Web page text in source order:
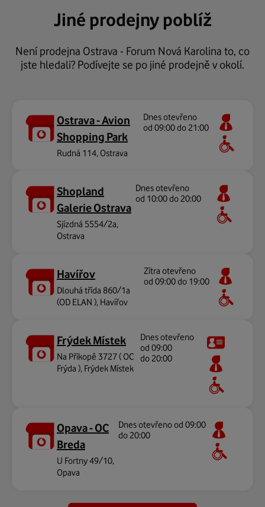
Jiné prodejny poblíž
Není prodejna Ostrava - Forum Nová Karolina to, co
jste hledali? Podívejte se po jiné prodejně v okolí.
Ostrava - Avion
Shopping Park
Rudná 114, Ostrava
Dnes otevřeno
od 09:00 do 21:00
Shopland
Galerie Ostrava
Sjízdná 5554/2a,
Ostrava
Dnes otevřeno
od 10:00 do 20:00
Havířov
Dlouhá třída 860/1a
(OD ELAN ), Havířov
Zítra otevřeno
od 09:00 do 19:00
Frýdek Místek
Na Příkopě 3727 ( OC
Frýda ), Frýdek Místek
Dnes otevřeno
od 09:00
do 20:00
Opava - OC
Breda
U Fortny 49/10,
Opava
Dnes otevřeno od 09:00
do 20:00